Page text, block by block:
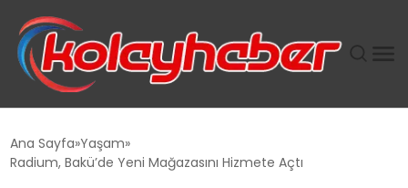
Ana Sayfa Yaşam
Radium, Bakü’de Yeni Mağazasını Hizmete Açtı